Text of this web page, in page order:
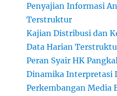
Penyajian Informasi
Terstruktur
Kajian Distribusi dan
Data Harian
Peran Syair HK
Dinamika Interpretasi
Perkembangan Media